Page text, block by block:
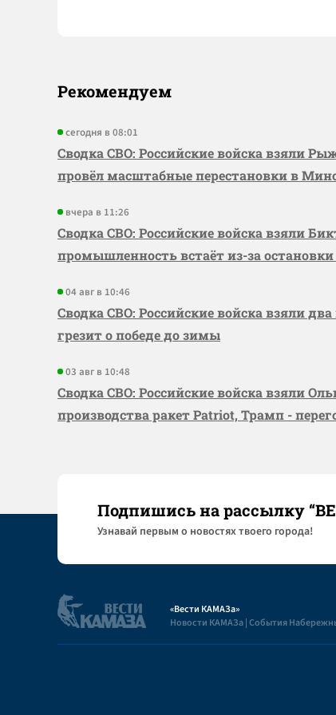
Рекомендуем
сегодня в 08:01
Сводка СВО: Российские войска взяли
провёл масштабные перестановки в
вчера в 11:26
Сводка СВО: Российские войска взяли
промышленность встаёт из-за
04 авг в 10:46
Сводка СВО: Российские войска взяли
грезит о победе до зимы
03 авг в 10:48
Сводка СВО: Российские войска взяли
производства ракет Patriot, Трамп -
Подпишись на рассылку
Узнaвай первым о новостях твоего города!
«Вести КАМАЗа»
Новости КАМАЗа | События